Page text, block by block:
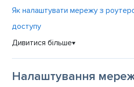
Як налаштувати мережу з
доступу
Дивитися більше▼
Налаштування